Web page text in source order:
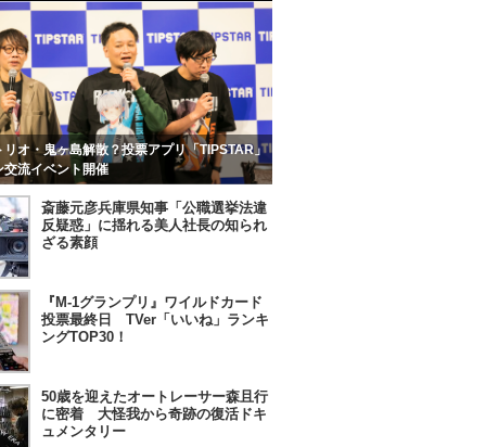
リオ・鬼ヶ島解散？投票アプリ「TIPSTAR」
交流イベント開催
斎藤元彦兵庫県知事「公職選挙法違
反疑惑」に揺れる美人社長の知られ
ざる素顔
『M-1グランプリ』ワイルドカード
投票最終日 TVer「いいね」ランキ
ングTOP30！
50歳を迎えたオートレーサー森且行
に密着 大怪我から奇跡の復活ドキ
ュメンタリー